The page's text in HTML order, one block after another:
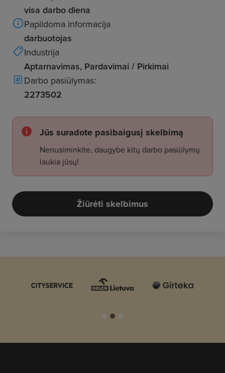
visa darbo diena
Papildoma informacija
darbuotojas
Industrija
Aptarnavimas, Pardavimai / Pirkimai
Darbo pasiūlymas:
2273502
Jūs suradote pasibaigusį skelbimą
Nenusiminkite, daugybė kitų darbo pasiūlymų
laukia jūsų!
Žiūrėti skelbimus